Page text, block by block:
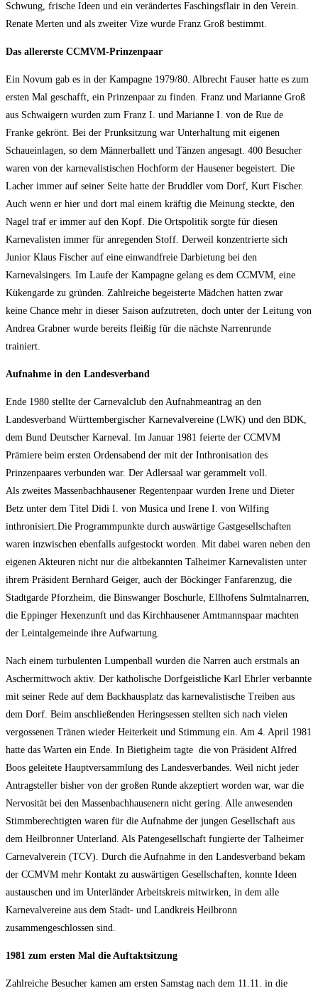
Schwung, frische Ideen und ein verändertes Faschingsflair in den Verein.
Renate Merten und als zweiter Vize wurde Franz Groß bestimmt.
Das allererste CCMVM-Prinzenpaar
Ein Novum gab es in der Kampagne 1979/80. Albrecht Fauser hatte es zum
ersten Mal geschafft, ein Prinzenpaar zu finden. Franz und Marianne Groß
aus Schwaigern wurden zum Franz I. und Marianne I. von de Rue de
Franke gekrönt. Bei der Prunksitzung war Unterhaltung mit eigenen
Schaueinlagen, so dem Männerballett und Tänzen angesagt. 400 Besucher
waren von der karnevalistischen Hochform der Hausener begeistert. Die
Lacher immer auf seiner Seite hatte der Bruddler vom Dorf, Kurt Fischer.
Auch wenn er hier und dort mal einem kräftig die Meinung steckte, den
Nagel traf er immer auf den Kopf. Die Ortspolitik sorgte für diesen
Karnevalisten immer für anregenden Stoff. Derweil konzentrierte sich
Junior Klaus Fischer auf eine einwandfreie Darbietung bei den
Karnevalsingers. Im Laufe der Kampagne gelang es dem CCMVM, eine
Kükengarde zu gründen. Zahlreiche begeisterte Mädchen hatten zwar
keine Chance mehr in dieser Saison aufzutreten, doch unter der Leitung von
Andrea Grabner wurde bereits fleißig für die nächste Narrenrunde
trainiert.
Aufnahme in den Landesverband
Ende 1980 stellte der Carnevalclub den Aufnahmeantrag an den
Landesverband Württembergischer Karnevalvereine (LWK) und den BDK,
dem Bund Deutscher Karneval. Im Januar 1981 feierte der CCMVM
Prämiere beim ersten Ordensabend der mit der Inthronisation des
Prinzenpaares verbunden war. Der Adlersaal war gerammelt voll.
Als zweites Massenbachhausener Regentenpaar wurden Irene und Dieter
Betz unter dem Titel Didi I. von Musica und Irene I. von Wilfing
inthronisiert.Die Programmpunkte durch auswärtige Gastgesellschaften
waren inzwischen ebenfalls aufgestockt worden. Mit dabei waren neben den
eigenen Akteuren nicht nur die altbekannten Talheimer Karnevalisten unter
ihrem Präsident Bernhard Geiger, auch der Böckinger Fanfarenzug, die
Stadtgarde Pforzheim, die Binswanger Boschurle, Ellhofens Sulmtalnarren,
die Eppinger Hexenzunft und das Kirchhausener Amtmannspaar machten
der Leintalgemeinde ihre Aufwartung.
Nach einem turbulenten Lumpenball wurden die Narren auch erstmals an
Aschermittwoch aktiv. Der katholische Dorfgeistliche Karl Ehrler verbannte
mit seiner Rede auf dem Backhausplatz das karnevalistische Treiben aus
dem Dorf. Beim anschließenden Heringsessen stellten sich nach vielen
vergossenen Tränen wieder Heiterkeit und Stimmung ein. Am 4. April 1981
hatte das Warten ein Ende. In Bietigheim tagte die von Präsident Alfred
Boos geleitete Hauptversammlung des Landesverbandes. Weil nicht jeder
Antragsteller bisher von der großen Runde akzeptiert worden war, war die
Nervosität bei den Massenbachhausenern nicht gering. Alle anwesenden
Stimmberechtigten waren für die Aufnahme der jungen Gesellschaft aus
dem Heilbronner Unterland. Als Patengesellschaft fungierte der Talheimer
Carnevalverein (TCV). Durch die Aufnahme in den Landesverband bekam
der CCMVM mehr Kontakt zu auswärtigen Gesellschaften, konnte Ideen
austauschen und im Unterländer Arbeitskreis mitwirken, in dem alle
Karnevalvereine aus dem Stadt- und Landkreis Heilbronn
zusammengeschlossen sind.
1981 zum ersten Mal die Auftaktsitzung
Zahlreiche Besucher kamen am ersten Samstag nach dem 11.11. in die